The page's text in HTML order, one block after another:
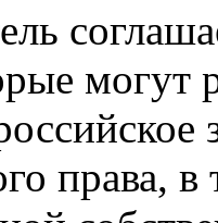
могут
права, в